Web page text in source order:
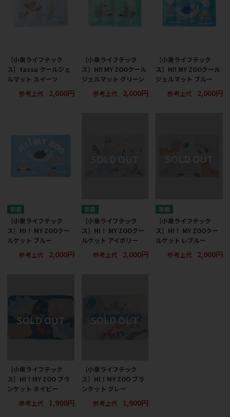
［小泉ライフテック
ス］tassu クールジェ
ルマット スイーツ
参考上代
2,000円
［小泉ライフテック
ス］HI! MY ZOOクール
ジェルマット グリーン
参考上代
2,000円
［小泉ライフテック
ス］HI! MY ZOOクール
ジェルマット ブルー
参考上代
2,000円
［小泉ライフテック
ス］HI！ MY ZOOクー
ルケット ブルー
参考上代
2,000円
［小泉ライフテック
ス］HI！ MY ZOOクー
ルケット アイボリー
参考上代
2,000円
［小泉ライフテック
ス］HI！ MY ZOOクー
ルケット L-ブルー
参考上代
2,000円
［小泉ライフテック
ス］HI！MY ZOO ブラ
ンケット ネイビー
参考上代
1,900円
［小泉ライフテック
ス］HI！MY ZOO ブラ
ンケット グレー
参考上代
1,900円